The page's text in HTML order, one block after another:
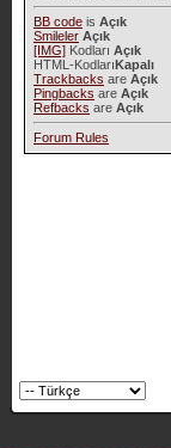
BB codeis Açık
Smileler Açık
[IMG]Kodları Açık
HTML-KodlarıKapalı
Trackbacks are Açık
Pingbacks are Açık
Refbacks are Açık
Forum Rules